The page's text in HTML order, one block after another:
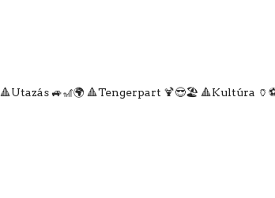
🔺Utazás 🚙🎢🌍 🔺Tengerpart 🍹😎🏖️ 🔺Kultúra